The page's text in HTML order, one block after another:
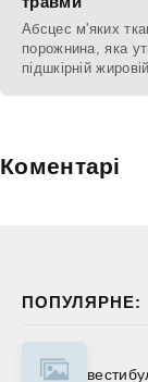
ПОПУЛЯРНЕ:
Абсцес м'яких
порожнина, яка
підшкірній
Коментарі